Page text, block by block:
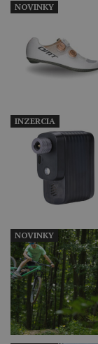
NOVINKY
INZERCIA
NOVINKY